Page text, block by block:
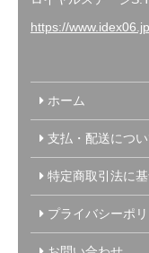
https://
ホーム
支払・配送につい
特定商取引法に
プライバシーポ